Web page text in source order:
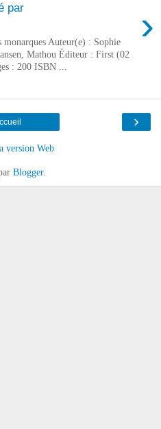
par
›
monarques Auteur(e) : Sophie
Mathou Éditeur : First (02
: 200 ISBN ...
›
version Web
Blogger.